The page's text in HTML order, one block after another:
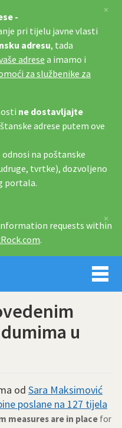
-
pri tijelu javne vlasti
adresu, tada
adrese a imamo i
za službenike za
ne dostavljajte
adrese putem ove
na poštanske
tvrtke), dozvoljeno
portala.
×
requests within
.
×
Imamo
u
od Sara Maksimović
poslane na 127 tijela
measures are in place for